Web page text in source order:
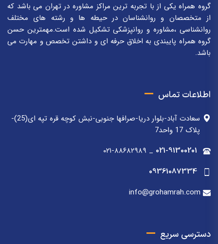
گروه همراه یکی از با تجربه ترین مراکز مشاوره در تهران می باشد که
از متخصصان و روانشناسان در حیطه ها و رشته های مختلف
روانشناسی ،مشاوره و روانپزشکی تشکیل شده است.مهمترین حسن
گروه همراه پایبندی به اخلاق حرفه ای و داشتن تخصص و مهارت می
باشد.
اطلاعات تماس
سعادت آباد-بلوار دریا-صرافها جنوبی-نبش کوچه قره تپه ای(25)-
پلاک 17 واحد7
021-91300201
_ ۰۲۱-۸۸۶۸۲۹۸۹
09361087334
info@grohamrah.com
دسترسی سریع